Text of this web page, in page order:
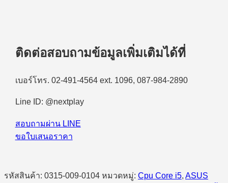
ติดต่อสอบถามข้อมูลเพิ่มเติมได้ที่
เบอร์โทร. 02-491-4564 ext. 1096, 087-984-2890
Line ID: @nextplay
สอบถามผ่าน LINE
ขอใบเสนอราคา
รหัสสินค้า: 0315-009-0104 หมวดหมู่: Cpu Core i5, ASUS